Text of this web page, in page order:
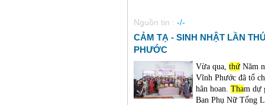
Nguồn tin : -/-
CẢM TẠ - SINH NHẬT LẦN
PHƯỚC
Vừa qua, thứ Năm
Vĩnh Phước đã tổ
hân hoan. Tham dự
Ban Phụ Nữ Tổng